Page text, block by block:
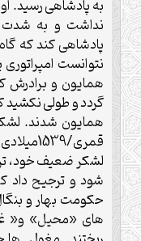
به پادشاهی رسید.
نداشت و به شدت
پادشاهی کند که
نتوانست
همایون و
گردد و طولی نکشید
قمری/
لشکر ضعیف خود،
شود و ترجیح داد
حکومت بهار و
های «محیل» و«